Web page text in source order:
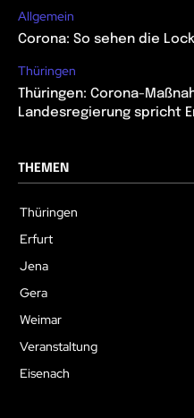
Allgemein
Corona: So sehen die
Thüringen
Thüringen: Corona-
Landesregierung spricht
THEMEN
Thüringen
Erfurt
Jena
Gera
Weimar
Veranstaltung
Eisenach